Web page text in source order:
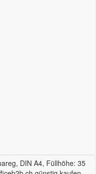
DIN A4, Füllhöhe: 35